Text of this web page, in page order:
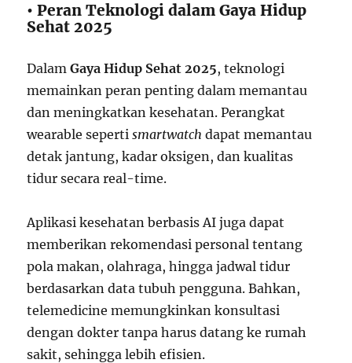
• Peran Teknologi dalam Gaya Hidup
Sehat 2025
DalamGaya Hidup Sehat 2025, teknologi
memainkan peran penting dalam memantau
dan meningkatkan kesehatan. Perangkat
wearable sepertismartwatch dapat memantau
detak jantung, kadar oksigen, dan kualitas
tidur secara real-time.
Aplikasi kesehatan berbasis AI juga dapat
memberikan rekomendasi personal tentang
pola makan, olahraga, hingga jadwal tidur
berdasarkan data tubuh pengguna. Bahkan,
telemedicine memungkinkan konsultasi
dengan dokter tanpa harus datang ke rumah
sakit, sehingga lebih efisien.